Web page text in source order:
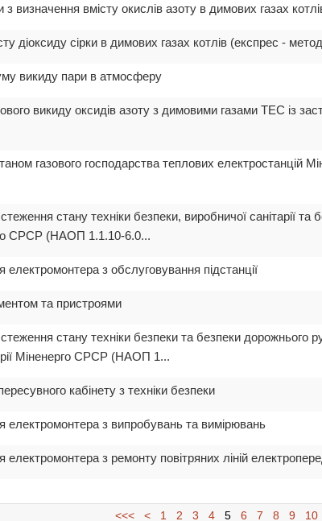
вмісту окислів азоту в димових газах
діоксиду сірки в димових газах котлів (експрес -
викиду пари в атмосферу
викиду оксидів азоту з димовими газами ТЕС із
газового господарства теплових електростанцій
стану техніки безпеки, виробничої санітарії та
СРСР (НАОП 1.1.10-6.0...
з обслуговування підстанції
та пристроями
стану техніки безпеки та безпеки дорожнього
Міненерго СРСР (НАОП 1...
кабінету з техніки безпеки
електромонтера з випробувань та вимірювань
з ремонту повітряних ліній
<<< < 1 2 3 4 5 6 7 8 9 10